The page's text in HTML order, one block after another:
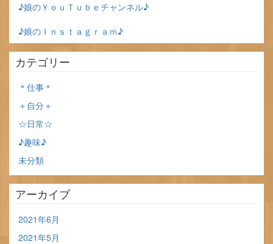
♪娘のＹｏｕＴｕｂｅチャンネル♪
♪娘のＩｎｓｔａｇｒａｍ♪
カテゴリー
＊仕事＊
＋自分＋
☆日常☆
♪趣味♪
未分類
アーカイブ
2021年6月
2021年5月